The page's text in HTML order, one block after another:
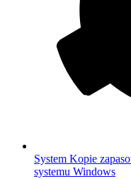
System Kopie
systemu Windows